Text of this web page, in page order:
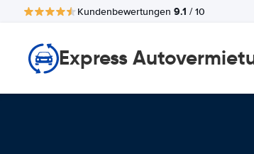
Kundenbewertungen 9.1 / 10
Express